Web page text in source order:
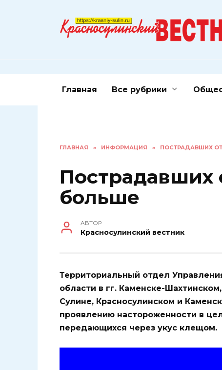
Главная Все рубрики
ГЛАВНАЯ » ИНФОРМАЦИЯ » ПОСТРАДАВШИХ
Пострадавших
больше
АВТОР
Красносулинский вестник
Территориальный отдел
области в гг. Каменске-
Сулине, Красносулинском и
проявлению настороженности в
передающихся через укус клещом.